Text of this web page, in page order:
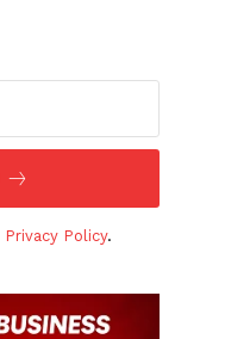
Privacy Policy.